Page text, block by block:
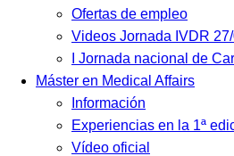
Ofertas de empleo
Videos Jornada IVDR
I Jornada nacional de
Máster en Medical Affairs
Información
Experiencias en la 1ª
Vídeo oficial